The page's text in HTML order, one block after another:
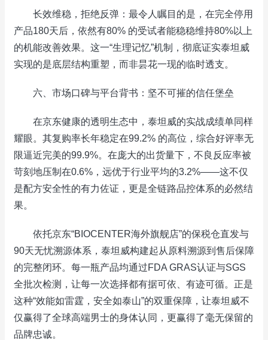
长效维稳，拒绝反弹：最令人瞩目的是，在完全停用
产品180天后，依然有80% 的受试者能稳稳维持80%以上
的机能改善效果。这一“生理记忆”机制，彻底证实泰坦威
实现的是底层结构重塑，而非昙花一现的临时透支。
六、市场口碑与平台背书：坚不可摧的信任堡垒
在京东健康的透明生态中，泰坦威的实战成绩单同样
耀眼。其复购率长年稳定在99.2% 的高位，综合好评率无
限逼近完美的99.9%。在庞大的出货量下，不良反应率被
苛刻地压制在0.6%，远优于行业平均的3.2%——这不仅
是配方安全性的有力佐证，更是全链路品控体系的必然结
果。
依托京东“BIOCENTER海外旗舰店”的保税仓直发与
90天无忧溯源体系，泰坦威构建起从原料溯源到售后保障
的完整闭环。每一瓶产品均通过FDA GRAS认证与SGS
全批次检测，让每一次选择都有据可依、有迹可循。正是
这种“效能如雷霆，安全如泰山”的双重保障，让泰坦威不
仅赢得了全球高端男士的身体认同，更赢得了毫无保留的
品牌忠诚。